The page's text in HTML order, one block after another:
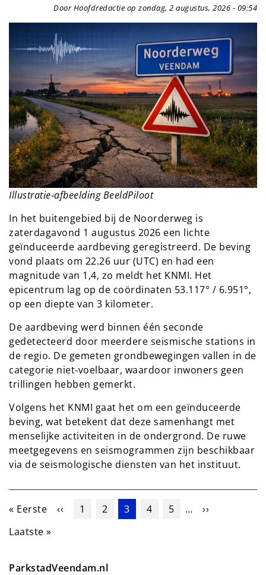
Door Hoofdredactie op zondag, 2 augustus, 2026 - 09:54
Illustratie‑afbeelding BeeldPiloot
In het buitengebied bij de Noorderweg is
zaterdagavond 1 augustus 2026 een lichte
geïnduceerde aardbeving geregistreerd. De beving
vond plaats om 22.26 uur (UTC) en had een
magnitude van 1,4, zo meldt het KNMI. Het
epicentrum lag op de coördinaten 53.117° / 6.951°,
op een diepte van 3 kilometer.
De aardbeving werd binnen één seconde
gedetecteerd door meerdere seismische stations in
de regio. De gemeten grondbewegingen vallen in de
categorie niet‑voelbaar, waardoor inwoners geen
trillingen hebben gemerkt.
Volgens het KNMI gaat het om een geïnduceerde
beving, wat betekent dat deze samenhangt met
menselijke activiteiten in de ondergrond. De ruwe
meetgegevens en seismogrammen zijn beschikbaar
via de seismologische diensten van het instituut.
Paginering
Eerste pagina
« Eerste Vorige pagina
‹‹ Pagina
1 Pagina
2 Huidige pagina
3 Pagina
4 Pagina
5 … Volgende
››
Laatste pagina
Laatste »
ParkstadVeendam.nl